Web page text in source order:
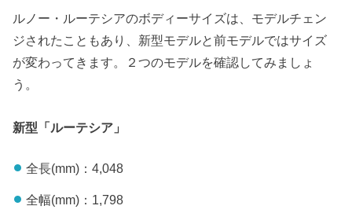
ルノー・ルーテシアのボディーサイズは、モデルチェン
ジされたこともあり、新型モデルと前モデルではサイズ
が変わってきます。２つのモデルを確認してみましょ
う。
新型「ルーテシア」
全長(mm)：4,048
全幅(mm)：1,798